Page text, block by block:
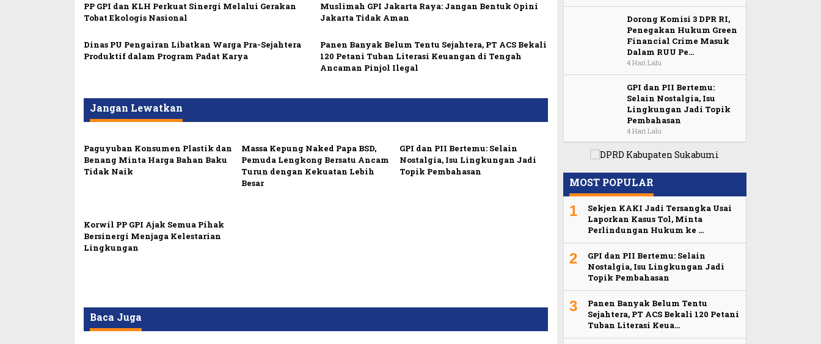
PP GPI dan KLH Perkuat Sinergi Melalui Gerakan
Tobat Ekologis Nasional
Muslimah GPI Jakarta Raya: Jangan Bentuk Opini
Jakarta Tidak Aman
Dinas PU Pengairan Libatkan Warga Pra-Sejahtera
Produktif dalam Program Padat Karya
Panen Banyak Belum Tentu Sejahtera, PT ACS Bekali
120 Petani Tuban Literasi Keuangan di Tengah
Ancaman Pinjol Ilegal
Jangan Lewatkan
Paguyuban Konsumen Plastik dan
Benang Minta Harga Bahan Baku
Tidak Naik
Massa Kepung Naked Papa BSD,
Pemuda Lengkong Bersatu Ancam
Turun dengan Kekuatan Lebih
Besar
GPI dan PII Bertemu: Selain
Nostalgia, Isu Lingkungan Jadi
Topik Pembahasan
Korwil PP GPI Ajak Semua Pihak
Bersinergi Menjaga Kelestarian
Lingkungan
Baca Juga
Dorong Komisi 3 DPR RI,
Penegakan Hukum Green
Financial Crime Masuk
Dalam RUU Pe…
4 Hari Lalu
GPI dan PII Bertemu:
Selain Nostalgia, Isu
Lingkungan Jadi Topik
Pembahasan
4 Hari Lalu
MOST POPULAR
1
Sekjen KAKI Jadi Tersangka Usai
Laporkan Kasus Tol, Minta
Perlindungan Hukum ke …
2
GPI dan PII Bertemu: Selain
Nostalgia, Isu Lingkungan Jadi
Topik Pembahasan
3
Panen Banyak Belum Tentu
Sejahtera, PT ACS Bekali 120 Petani
Tuban Literasi Keua…